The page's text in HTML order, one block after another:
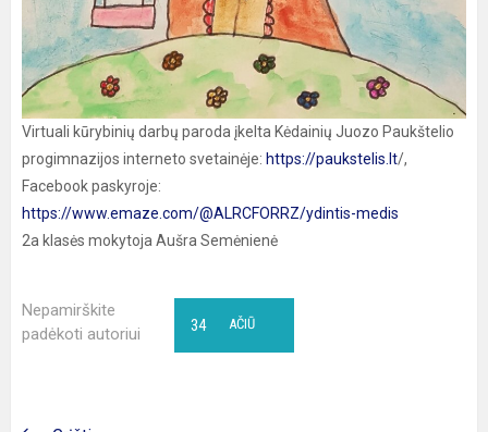
Virtuali kūrybinių darbų paroda įkelta Kėdainių Juozo Paukštelio
progimnazijos interneto svetainėje: https://paukstelis.lt/,
Facebook paskyroje:
https://www.emaze.com/@ALRCFORRZ/ydintis-medis
2a klasės mokytoja Aušra Semėnienė
Nepamirškite
padėkoti autoriui
AČIŪ
34